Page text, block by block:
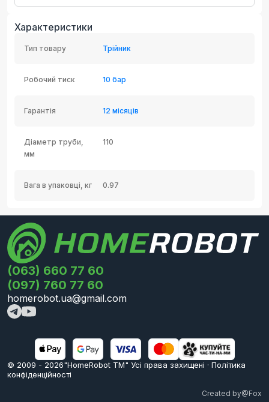
Характеристики
Тип товару Трійник
Робочий тиск 10 бар
Гарантія 12 місяців
Діаметр труби,
мм
110
Вага в упаковці, кг 0.97
(063) 660 77 60
(097) 760 77 60
homerobot.ua@gmail.com
© 2009 - 2026"HomeRobot ТМ" Усi права захищені · Політика
конфіденційності
Created by@Fox